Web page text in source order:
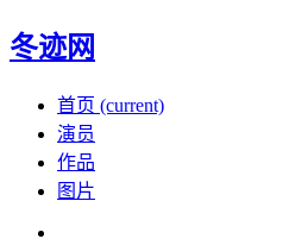
冬迹网
首页 (current)
演员
作品
图片